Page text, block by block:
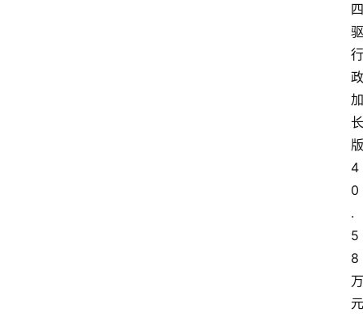
四
驱
行
政
加
长
版
4
0
.
5
8
万
元